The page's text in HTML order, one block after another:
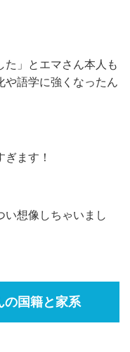
た」とエマさん本人も
や語学に強くなったん
ます！
想像しちゃいまし
の国籍と家系